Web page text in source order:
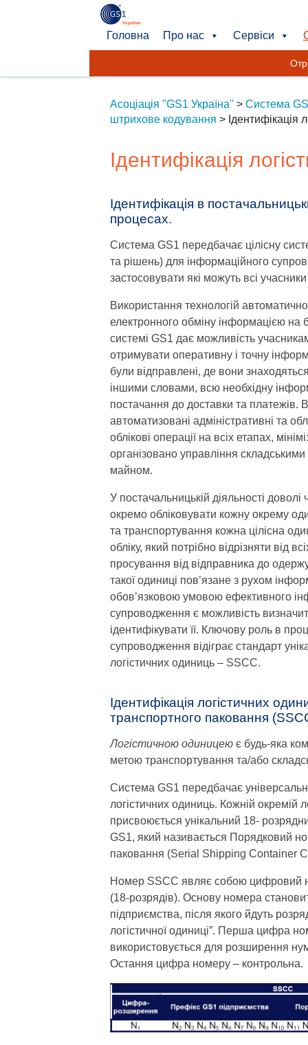
Головна Про нас Сервіси
Асоціація "GS1 Україна" > Система
штрихове кодування > Ідентифікація
Ідентифікація
Ідентифікація в
процесах.
Система GS1 передбачає цілісну
та рішень) для інформаційного
застосовувати які можуть всі
Використання технологій
електронного обміну інформацією на
системі GS1 дає можливість
отримувати оперативну і точну
були відправлені, де вони
іншими словами, всю необхідну
постачання до доставки та платежів.
автоматизовані адміністративні та
облікові операції на всіх етапах,
організовано управління
майном.
У постачальницькій діяльності
окремо обліковувати кожну окрему
та транспортування кожна цілісна
обліку, який потрібно відрізняти від
просування від відправника до
такої одиниці пов’язане з рухом
обов’язковою умовою ефективного
супроводження є можливість
ідентифікувати її. Ключову роль в
супроводження відіграє стандарт
логістичних одиниць – SSCC.
Ідентифікація логістичних
транспортного паковання
Логістичною одиницею є будь-яка
метою транспортування та/або
Система GS1 передбачає
логістичних одиниць. Кожній окремій
присвоюється унікальний 18-
GS1, який називається Порядковий
паковання (Serial Shipping Container
Номер SSCC являє собою цифровий
(18-розрядів). Основу номера
підприємства, після якого йдуть
логістичної одиниці”. Перша цифра
використовується для розширення
Остання цифра номеру – контрольна.